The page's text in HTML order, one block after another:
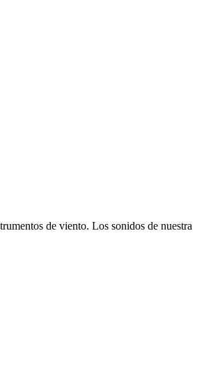
de viento. Los sonidos de nuestra